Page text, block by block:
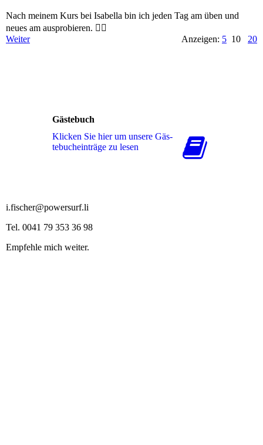
Nach meinem Kurs bei Isabella bin ich jeden Tag am üben und
neues am ausprobieren. 👍🏻
Weiter
Anzeigen: 5 10 20
Gästebuch
Klicken Sie hier um unsere Gäs­
te­buch­ein­trä­ge zu lesen
i.fischer@powersurf.li
Tel. 0041 79 353 36 98
Empfehle mich weiter.